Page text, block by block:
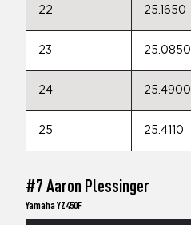
22 25.1650
23 25.0850
24 25.4900
25 25.4110
#7 Aaron Plessinger
Yamaha YZ450F